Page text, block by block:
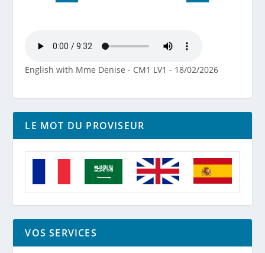
English with Mme Denise - CM1 LV1 - 18/02/2026
LE MOT DU PROVISEUR
VOS SERVICES